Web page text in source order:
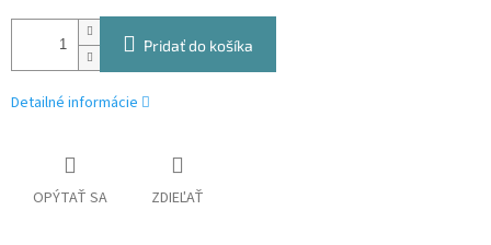
Pridať do košíka
Detailné informácie
OPÝTAŤ SA ZDIEĽAŤ